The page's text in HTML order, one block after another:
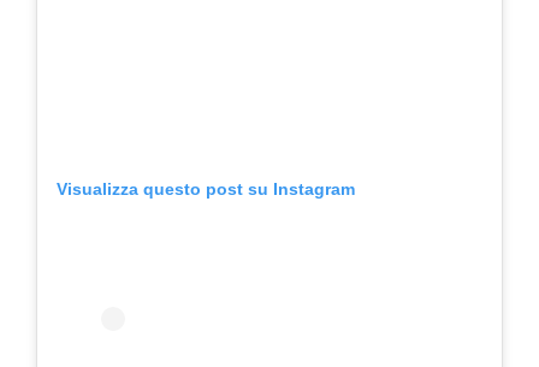
Visualizza questo post su Instagram